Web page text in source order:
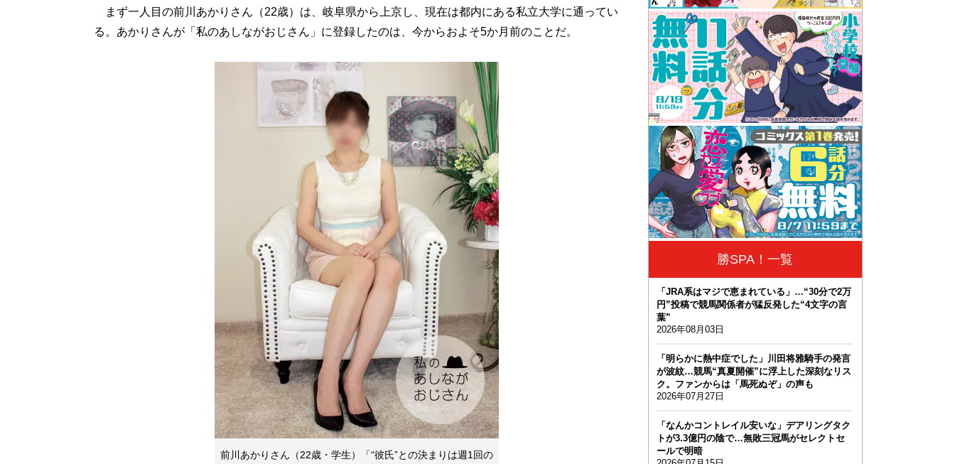
まず一人目の前川あかりさん（22歳）は、岐阜県から上京し、現在は都内にある私立大学に通ってい
る。あかりさんが「私のあしながおじさん」に登録したのは、今からおよそ5か月前のことだ。
前川あかりさん（22‌歳・学生）「“彼氏”との決まりは週1回の
勝SPA！一覧
「JRA系はマジで恵まれている」…“30分で2万
円”投稿で競馬関係者が猛反発した“4文字の言
葉”
2026年08月03日
「明らかに熱中症でした」川田将雅騎手の発言
が波紋…競馬“真夏開催”に浮上した深刻なリス
ク。ファンからは「馬死ぬぞ」の声も
2026年07月27日
「なんかコントレイル安いな」デアリングタク
トが3.3億円の陰で…無敗三冠馬がセレクトセ
ールで明暗